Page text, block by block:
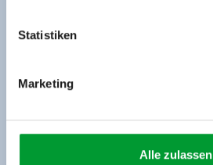
www.zillertalarena.com
Statistiken
Marketing
Alle zulassen